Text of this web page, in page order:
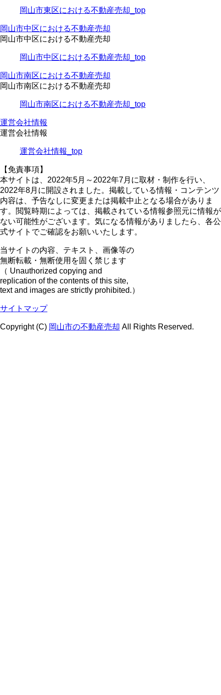
岡山市東区における不動産売却_top
岡山市中区における不動産売却
岡山市中区における不動産売却
岡山市中区における不動産売却_top
岡山市南区における不動産売却
岡山市南区における不動産売却
岡山市南区における不動産売却_top
運営会社情報
運営会社情報
運営会社情報_top
【免責事項】
本サイトは、2022年5月～2022年7月に取材・制作を行い、
2022年8月に開設されました。掲載している情報・コンテンツ
内容は、予告なしに変更または掲載中止となる場合がありま
す。閲覧時期によっては、掲載されている情報参照元に情報が
ない可能性がございます。気になる情報がありましたら、各公
式サイトでご確認をお願いいたします。
当サイトの内容、テキスト、画像等の
無断転載・無断使用を固く禁じます
（ Unauthorized copying and
replication of the contents of this site,
text and images are strictly prohibited.）
サイトマップ
Copyright (C) 岡山市の不動産売却 All Rights Reserved.